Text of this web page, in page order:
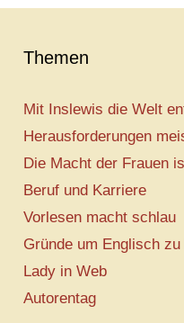
Themen
Mit Inslewis die Welt
Herausforderungen
Die Macht der Frauen
Beruf und Karriere
Vorlesen macht schlau
Gründe um Englisch zu
Lady in Web
Autorentag